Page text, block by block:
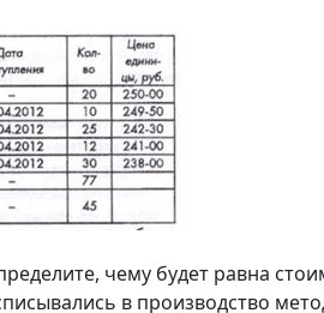
чему будет равна
в производство